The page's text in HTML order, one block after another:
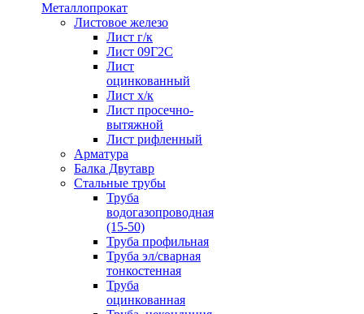
Металлопрокат
Листовое железо
Лист г/к
Лист 09Г2С
Лист
оцинкованный
Лист х/к
Лист просечно-
вытяжной
Лист рифленный
Арматура
Балка Двутавр
Стальные трубы
Труба
водогазопроводная
(15-50)
Труба профильная
Труба эл/сварная
тонкостенная
Труба
оцинкованная